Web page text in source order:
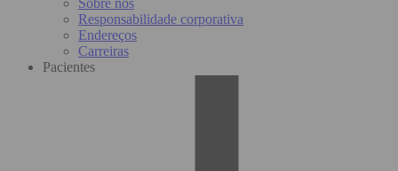
Responsabilidade corporativa
Endereços
Carreiras
Pacientes